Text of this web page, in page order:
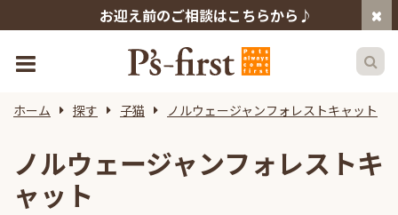
お迎え前のご相談はこちらから♪
ホーム 探す 子猫 ノルウェージャンフォレストキャット
ノルウェージャンフォレストキ
ャット